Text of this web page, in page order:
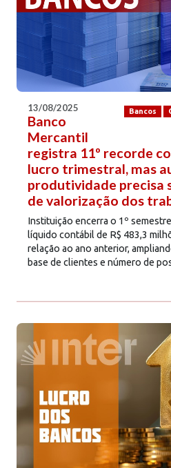
Bancos
13/08/2025
Banco
Mercantil
registra 11º recorde
lucro trimestral, mas
produtividade precisa
de valorização dos
Instituição encerra o 1º
líquido contábil de R$ 483,3
relação ao ano anterior,
base de clientes e número de